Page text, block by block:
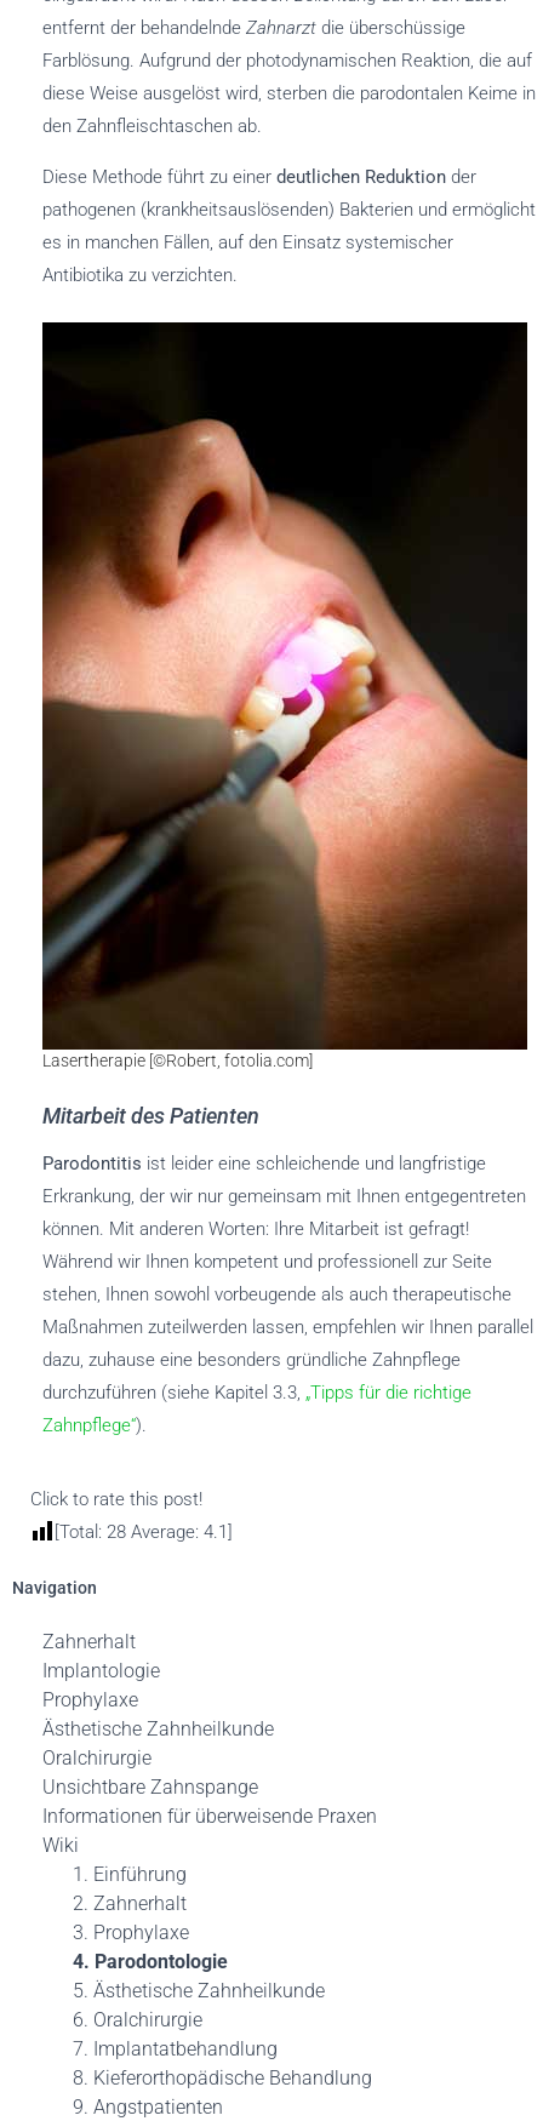
entfernt der behandelnde Zahnarzt die überschüssige
Farblösung. Aufgrund der photodynamischen Reaktion, die auf
diese Weise ausgelöst wird, sterben die parodontalen Keime in
den Zahnfleischtaschen ab.
Diese Methode führt zu einer deutlichen Reduktion der
pathogenen (krankheitsauslösenden) Bakterien und ermöglicht
es in manchen Fällen, auf den Einsatz systemischer
Antibiotika zu verzichten.
Lasertherapie [©Robert, fotolia.com]
Mitarbeit des Patienten
Parodontitis ist leider eine schleichende und langfristige
Erkrankung, der wir nur gemeinsam mit Ihnen entgegentreten
können. Mit anderen Worten: Ihre Mitarbeit ist gefragt!
Während wir Ihnen kompetent und professionell zur Seite
stehen, Ihnen sowohl vorbeugende als auch therapeutische
Maßnahmen zuteilwerden lassen, empfehlen wir Ihnen parallel
dazu, zuhause eine besonders gründliche Zahnpflege
durchzuführen (siehe Kapitel 3.3, „Tipps für die richtige
Zahnpflege“).
Click to rate this post!
[Total: 28 Average: 4.1]
Navigation
Zahnerhalt
Implantologie
Prophylaxe
Ästhetische Zahnheilkunde
Oralchirurgie
Unsichtbare Zahnspange
Informationen für überweisende Praxen
Wiki
1. Einführung
2. Zahnerhalt
3. Prophylaxe
4. Parodontologie
5. Ästhetische Zahnheilkunde
6. Oralchirurgie
7. Implantatbehandlung
8. Kieferorthopädische Behandlung
9. Angstpatienten